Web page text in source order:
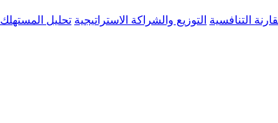
التنافسية التوزيع والشراكة الاستراتيجية تحليل المستهلك B2B